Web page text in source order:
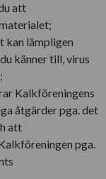
att
kan lämpligen
känner till, virus
Kalkföreningens
åtgärder pga. det
att
pga.